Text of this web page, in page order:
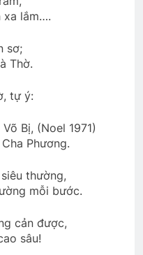
Hương
Lê Minh Khải K14
Years Ago
QUỐC (Đỗ Phủ)
xa lắm….
sơ;
Thờ.
tự ý:
Bị, (Noel 1971)
Phương.
thường,
mỗi bước.
cản được,
sâu!